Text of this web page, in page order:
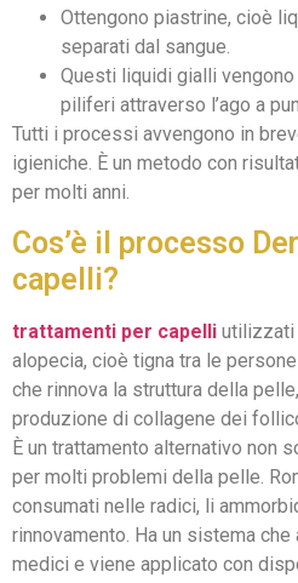
Ottengono piastrine, cioè
separati dal sangue.
Questi liquidi gialli
piliferi attraverso l’ago a
Tutti i processi avvengono in
igieniche. È un metodo con
per molti anni.
Cos’è il processo
capelli?
trattamenti per capelli utilizzati
alopecia, cioè tigna tra le
che rinnova la struttura della
produzione di collagene dei
È un trattamento alternativo non
per molti problemi della pelle.
consumati nelle radici, li
rinnovamento. Ha un sistema
medici e viene applicato con